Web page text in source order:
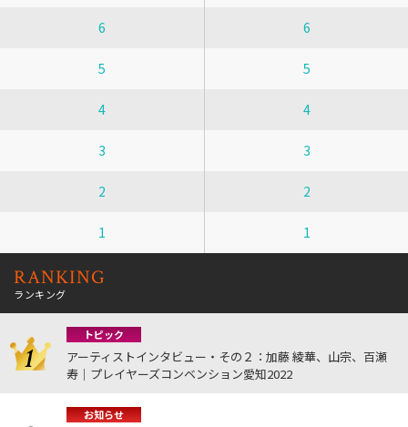
6 6
5 5
4 4
3 3
2 2
1 1
RANKING
ランキング
トピック
アーティストインタビュー・その２：加藤 綾華、山宗、百瀬
寿｜プレイヤーズコンベンション愛知2022
お知らせ